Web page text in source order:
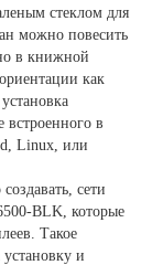
стеклом для
можно повесить
в книжной
как
встроенного в
Linux, или
сети
BLK, которые
Такое
и